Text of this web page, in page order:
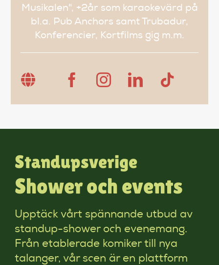
Musikalen", +2år som karaokevärd på
bl.a. Pub Anchors samt Trubadur,
Konferencier, Kortfilms gig m.m.
Standupsverige
Shower och events
Upptäck vårt spännande utbud av
standup-shower och evenemang.
Från etablerade komiker till nya
talanger, vår scen är en plattform